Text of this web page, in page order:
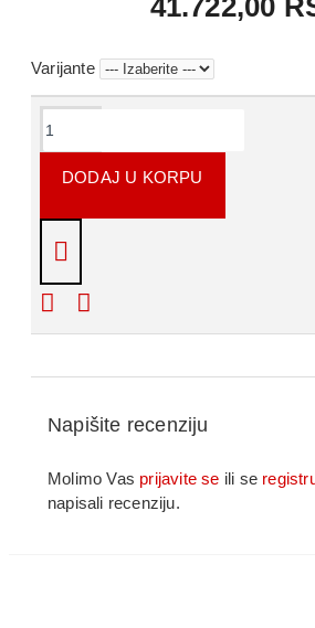
41.722,00
Varijante
DODAJ U KORPU
Pakovanje od 9 komada.
Napišite recenziju
Molimo Vas prijavite se ili se
napisali recenziju.